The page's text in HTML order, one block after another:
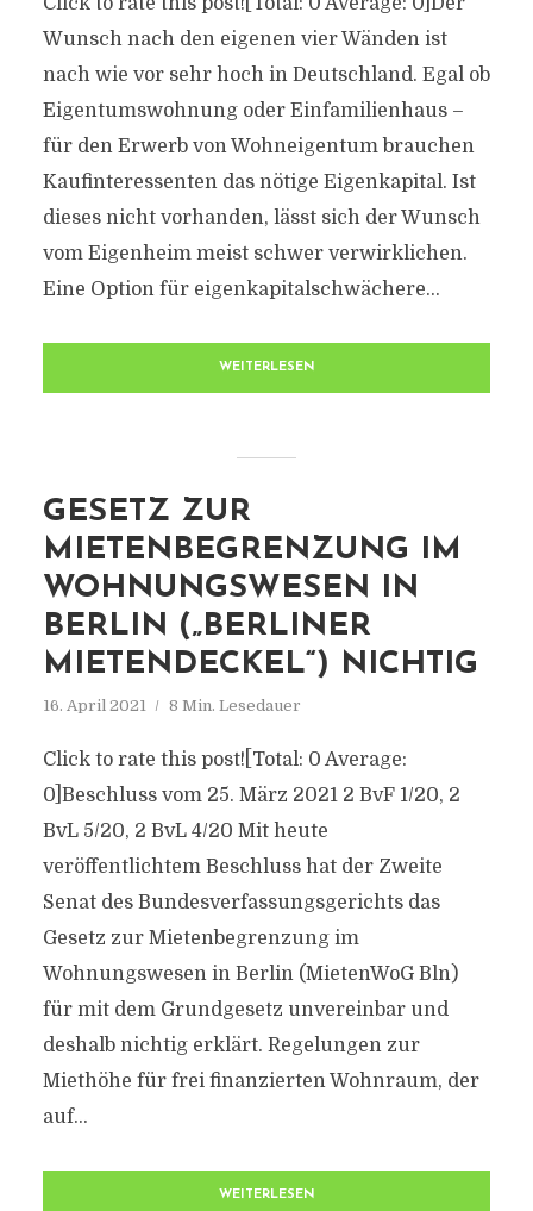
Wunsch nach den eigenen vier Wänden ist
nach wie vor sehr hoch in Deutschland. Egal ob
Eigentumswohnung oder Einfamilienhaus –
für den Erwerb von Wohneigentum brauchen
Kaufinteressenten das nötige Eigenkapital. Ist
dieses nicht vorhanden, lässt sich der Wunsch
vom Eigenheim meist schwer verwirklichen.
Eine Option für eigenkapitalschwächere...
WEITERLESEN
GESETZ ZUR
MIETENBEGRENZUNG IM
WOHNUNGSWESEN IN
BERLIN („BERLINER
MIETENDECKEL“) NICHTIG
16. April 2021 8 Min. Lesedauer
Click to rate this post![Total: 0 Average:
0]Beschluss vom 25. März 2021 2 BvF 1/20, 2
BvL 5/20, 2 BvL 4/20 Mit heute
veröffentlichtem Beschluss hat der Zweite
Senat des Bundesverfassungsgerichts das
Gesetz zur Mietenbegrenzung im
Wohnungswesen in Berlin (MietenWoG Bln)
für mit dem Grundgesetz unvereinbar und
deshalb nichtig erklärt. Regelungen zur
Miethöhe für frei finanzierten Wohnraum, der
auf...
WEITERLESEN